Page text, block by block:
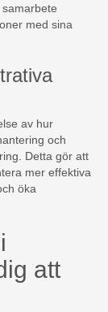
med sina
av hur
och
Detta gör att
mer effektiva
öka
att